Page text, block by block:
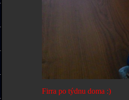
Firra po týdnu doma :)